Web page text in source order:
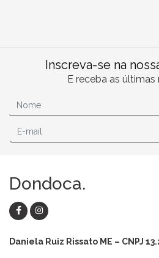
Inscreva-se na
E receba as últimas
Dondoca.
Daniela Ruiz Rissato ME – CNPJ